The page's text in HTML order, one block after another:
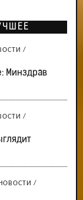
/
Минздрав
/
/